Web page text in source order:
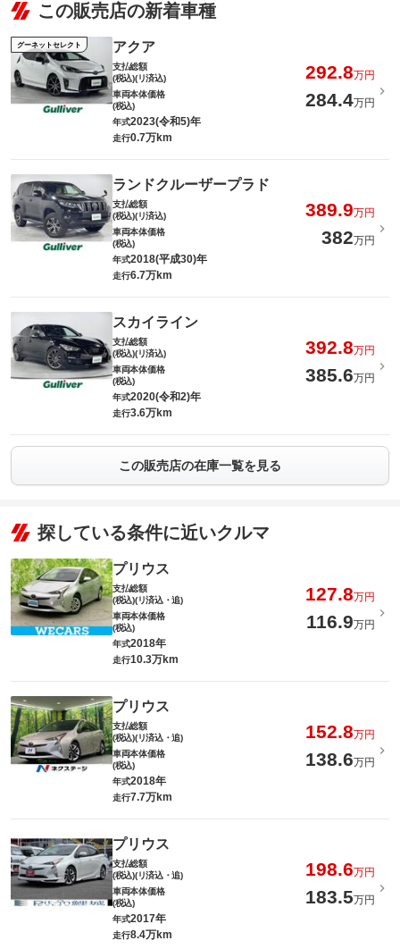
この販売店の新着車種
グーネットセレクト アクア
支払総額
(税込)(リ済込)
292.8万円
車両本体価格
(税込)
284.4万円
年式2023(令和5)年
走行0.7万km
ランドクルーザープラド
支払総額
(税込)(リ済込)
389.9万円
車両本体価格
(税込)
382万円
年式2018(平成30)年
走行6.7万km
スカイライン
支払総額
(税込)(リ済込)
392.8万円
車両本体価格
(税込)
385.6万円
年式2020(令和2)年
走行3.6万km
この販売店の在庫一覧を見る
探している条件に近いクルマ
プリウス
支払総額
(税込)(リ済込・追)
127.8万円
車両本体価格
(税込)
116.9万円
年式2018年
走行10.3万km
プリウス
支払総額
(税込)(リ済込・追)
152.8万円
車両本体価格
(税込)
138.6万円
年式2018年
走行7.7万km
プリウス
支払総額
(税込)(リ済込・追)
198.6万円
車両本体価格
(税込)
183.5万円
年式2017年
走行8.4万km